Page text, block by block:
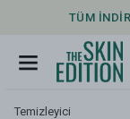
TÜM
Temizleyici